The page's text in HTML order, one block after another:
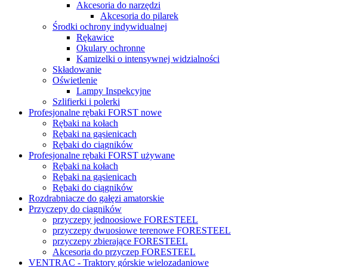
Akcesoria do narzędzi
Akcesoria do pilarek
Środki ochrony indywidualnej
Rękawice
Okulary ochronne
Kamizelki o intensywnej widzialności
Składowanie
Oświetlenie
Lampy Inspekcyjne
Szlifierki i polerki
Profesjonalne rębaki FORST nowe
Rębaki na kołach
Rębaki na gąsienicach
Rębaki do ciągników
Profesjonalne rębaki FORST używane
Rębaki na kołach
Rębaki na gąsienicach
Rębaki do ciągników
Rozdrabniacze do gałęzi amatorskie
Przyczepy do ciągników
przyczepy jednoosiowe FORESTEEL
przyczepy dwuosiowe terenowe FORESTEEL
przyczepy zbierające FORESTEEL
Akcesoria do przyczep FORESTEEL
VENTRAC - Traktory górskie wielozadaniowe